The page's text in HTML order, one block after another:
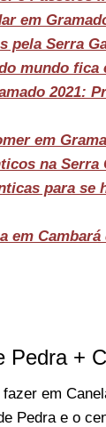
em
pela Serra
mundo fica
2021:
em
na Serra
para se
em Cambará
Pedra +
em
Pedra e o